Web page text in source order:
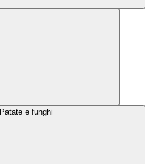
Patate e funghi